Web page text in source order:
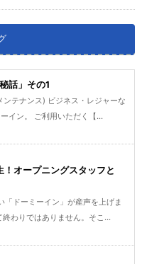
話」その1
テナンス) ビジネス・レジャーな
イン。 ご利用いただく【...
オープニングスタッフと
ドーミーイン」が産声を上げま
わりではありません。そこ...